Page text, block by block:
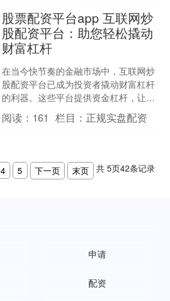
股票配资平台app 互联网炒
股配资平台：助您轻松撬动
财富杠杆
在当今快节奏的金融市场中，互联网炒
股配资平台已成为投资者撬动财富杠杆
的利器。这些平台提供资金杠杆，让投
资者能够以更少的资金投入股票配资平
台app，获得更大的投资....
阅读： 161 栏目： 正规实盘配资
4 5 下一页 末页 共5页42条记录
申请
配资